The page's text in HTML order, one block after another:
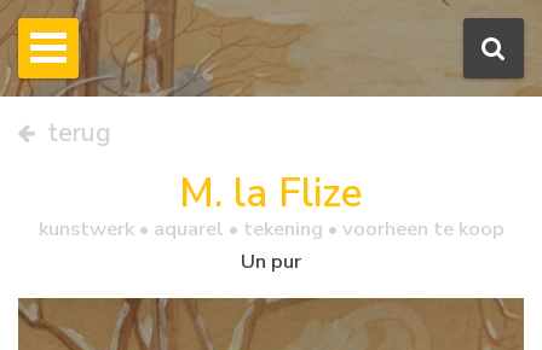
terug
M. la Flize
kunstwerk • aquarel • tekening • voorheen te koop
Un pur